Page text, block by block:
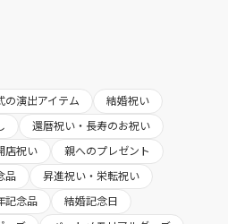
の演出アイテム
結婚祝い
還暦祝い・長寿のお祝い
店祝い
親へのプレゼント
品
昇進祝い・栄転祝い
記念品
結婚記念日